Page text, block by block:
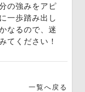
の強みをアピ
一歩踏み出し
なるので、迷
てください！
一覧へ戻る